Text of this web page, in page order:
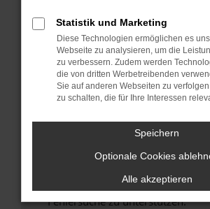
Betriebssystem auf dem
sind.
Veraltete Software birgt nicht nur
Sicherheitsrisiko, sondern kann
führen, dass bestimmte
unterstützt werden.
Wende dich an den
Wenn du alle oben genannten
hast, kontaktiere uns bitte. Wir
uns diesen Text schicken, um uns
Fehlersuche zu unterstützen:
Statistik und Marketing
Diese Technologien ermöglichen es
Webseite zu analysieren, um die
zu verbessern. Zudem werden
die von dritten Werbetreibenden
Sie auf anderen Webseiten zu
zu schalten, die für Ihre Interessen
Speichern
Optionale Cookies
Alle akzeptieren